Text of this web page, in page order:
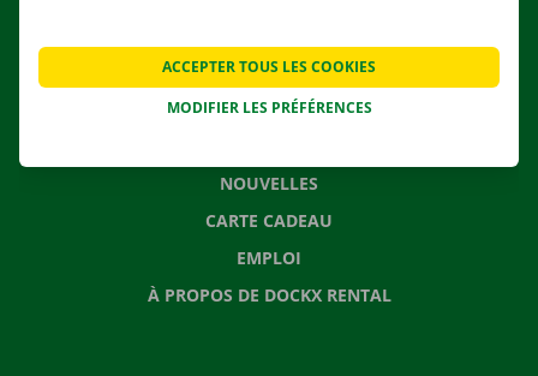
CONTACTEZ NOUS
NOUVELLES
CARTE CADEAU
EMPLOI
À PROPOS DE DOCKX RENTAL
MODIFIER LES PRÉFÉRENCES
ACCEPTER TOUS LES COOKIES